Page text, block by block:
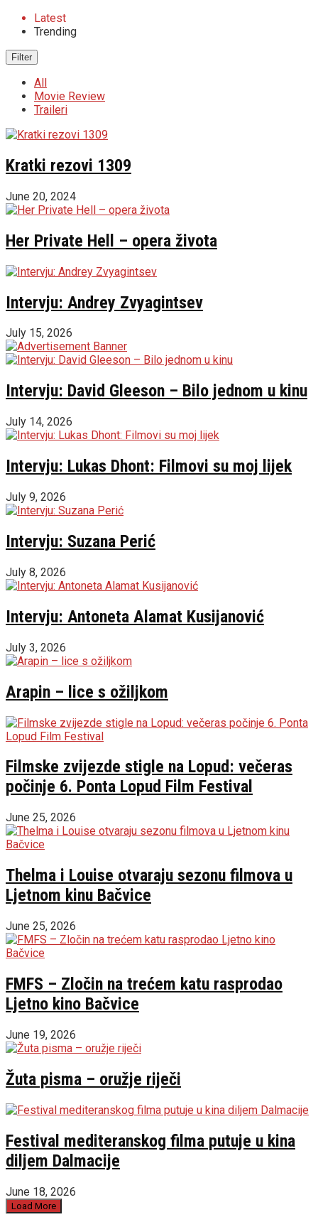
Latest
Trending
Filter
All
Movie Review
Traileri
Kratki rezovi 1309
June 20, 2024
Her Private Hell – opera života
Intervju: Andrey Zvyagintsev
July 15, 2026
Intervju: David Gleeson – Bilo jednom u kinu
July 14, 2026
Intervju: Lukas Dhont: Filmovi su moj lijek
July 9, 2026
Intervju: Suzana Perić
July 8, 2026
Intervju: Antoneta Alamat Kusijanović
July 3, 2026
Arapin – lice s ožiljkom
Filmske zvijezde stigle na Lopud: večeras
počinje 6. Ponta Lopud Film Festival
June 25, 2026
Thelma i Louise otvaraju sezonu filmova u
Ljetnom kinu Bačvice
June 25, 2026
FMFS – Zločin na trećem katu rasprodao
Ljetno kino Bačvice
June 19, 2026
Žuta pisma – oružje riječi
Festival mediteranskog filma putuje u kina
diljem Dalmacije
June 18, 2026
Load More